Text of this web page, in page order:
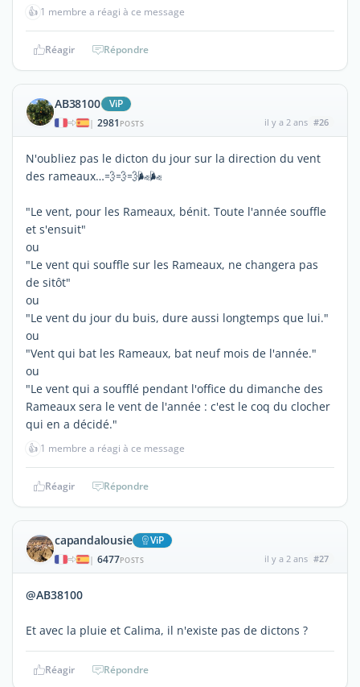
👍 1 membre a réagi à ce message
Réagir Répondre
AB38100 ViP
| 2981 POSTS il y a 2 ans #26
N'oubliez pas le dicton du jour sur la direction du vent
des rameaux…💨💨💨🌬️🌬️
"Le vent, pour les Rameaux, bénit. Toute l'année souffle
et s'ensuit"
ou
"Le vent qui souffle sur les Rameaux, ne changera pas
de sitôt"
ou
"Le vent du jour du buis, dure aussi longtemps que lui."
ou
"Vent qui bat les Rameaux, bat neuf mois de l'année."
ou
"Le vent qui a soufflé pendant l'office du dimanche des
Rameaux sera le vent de l'année : c'est le coq du clocher
qui en a décidé."
👍 1 membre a réagi à ce message
Réagir Répondre
capandalousie ViP
| 6477POSTS il y a 2 ans #27
@AB38100
Et avec la pluie et Calima, il n'existe pas de dictons ?
Réagir Répondre